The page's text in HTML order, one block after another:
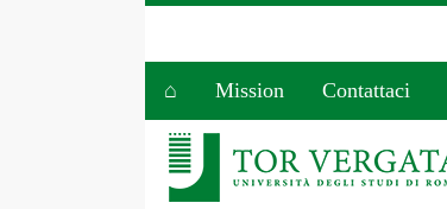
⌂ Mission Contattaci